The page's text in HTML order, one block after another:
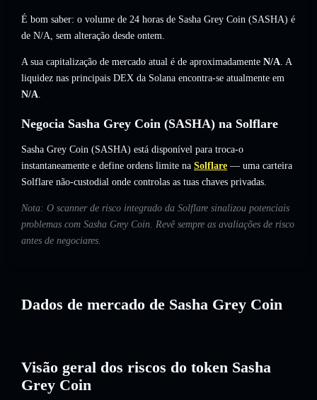
É bom saber: o volume de 24 horas de Sasha Grey Coin (SASHA) é
de N/A, sem alteração desde ontem.
A sua capitalização de mercado atual é de aproximadamente N/A. A
liquidez nas principais DEX da Solana encontra-se atualmente em
N/A.
Negocia Sasha Grey Coin (SASHA) na Solflare
Sasha Grey Coin (SASHA) está disponível para troca-o
instantaneamente e define ordens limite na Solflare — uma carteira
Solflare não-custodial onde controlas as tuas chaves privadas.
Nota: O scanner de risco integrado da Solflare sinalizou potenciais
problemas com Sasha Grey Coin. Revê sempre as avaliações de risco
antes de negociares.
Dados de mercado de Sasha Grey Coin
Visão geral dos riscos do token Sasha
Grey Coin